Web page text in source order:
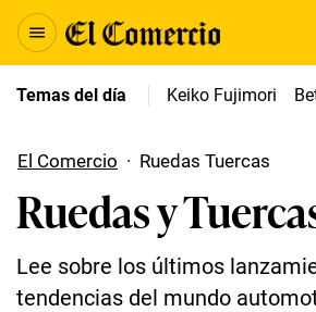
Temas del día Keiko Fujimori
El Comercio · Ruedas Tuercas
Ruedas y
Lee sobre los últimos
tendencias del mundo